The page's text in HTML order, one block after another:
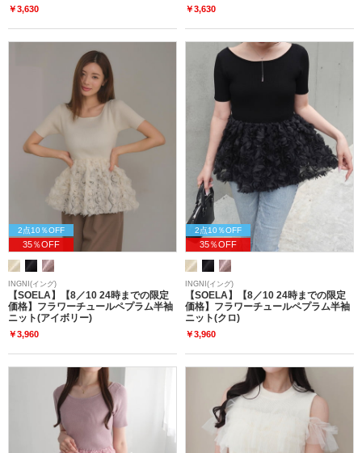
￥3,630 ￥3,630
2点10％OFF
35％OFF
INGNI(イング)
【SOELA】【8／10 24時までの限定
価格】フラワーチュールペプラム半袖
ニット(アイボリー)
￥3,960
2点10％OFF
35％OFF
INGNI(イング)
【SOELA】【8／10 24時までの限定
価格】フラワーチュールペプラム半袖
ニット(クロ)
￥3,960